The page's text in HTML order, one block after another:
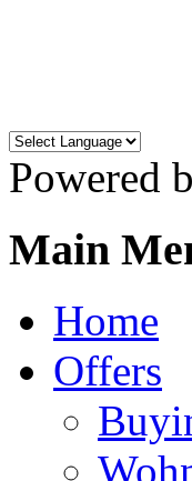
Powered
Main
Home
Offers